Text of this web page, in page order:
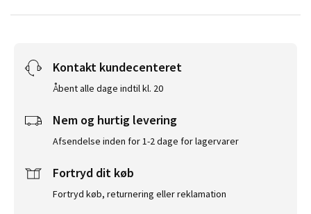
Kontakt kundecenteret
Åbent alle dage indtil kl. 20
Nem og hurtig levering
Afsendelse inden for 1-2 dage for lagervarer
Fortryd dit køb
Fortryd køb, returnering eller reklamation